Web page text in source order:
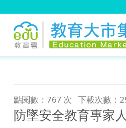
點閱數：767 次 下載次數：
防墜安全教育專家